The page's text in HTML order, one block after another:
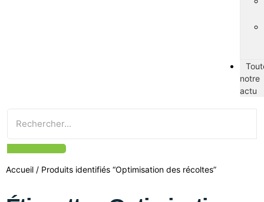
notre
actu
Accueil / Produits identifiés “Optimisation des récoltes”